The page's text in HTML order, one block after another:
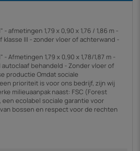
afmetingen 1,79 x 0,90 x 1,76 / 1,86 m -
klasse III - zonder vloer of achterwand -
Afmetingen 1,79 x 0,90 x 1,78/1,87 m -
autoclaaf behandeld - Zonder vloer of
productie Omdat sociale
prioriteit is voor ons bedrijf, zijn wij
milieuaanpak naast: FSC (Forest
ecolabel sociale garantie voor
bossen en respect voor de rechten